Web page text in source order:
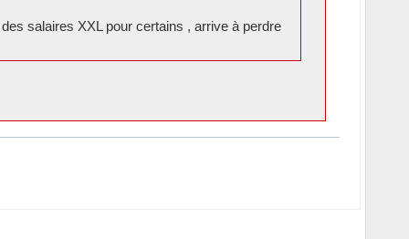
salaires XXL pour certains , arrive à perdre